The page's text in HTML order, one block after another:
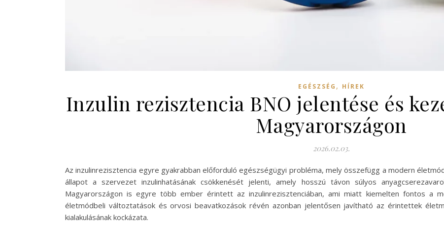
EGÉSZSÉG , HÍREK
Inzulin rezisztencia BNO jelentése és
Magyarországon
2026.02.03.
Az inzulinrezisztencia egyre gyakrabban előforduló egészségügyi probléma, mely összefügg a modern
állapot a szervezet inzulinhatásának csökkenését jelenti, amely hosszú távon súlyos
Magyarországon is egyre több ember érintett az inzulinrezisztenciában, ami miatt kiemelten fontos a
életmódbeli változtatások és orvosi beavatkozások révén azonban jelentősen javítható az érintettek
kialakulásának kockázata.